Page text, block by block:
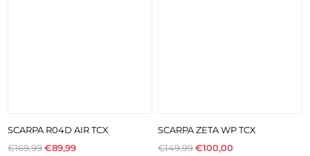
SCARPA R04D AIR TCX
€169,99€89,99
SCARPA ZETA WP TCX
€149,99€100,00